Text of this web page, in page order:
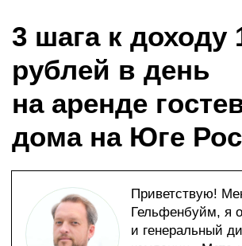
3 шага к доходу 13 000
рублей в день
на аренде гостевого
дома на Юге России
Приветствую! Меня зовут Виктор
Мы строим гостевые и жилые домовладения
на юге России, в Анапе.